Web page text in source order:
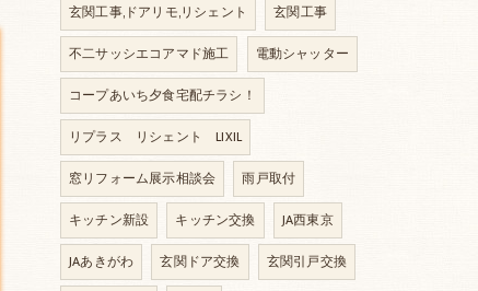
玄関工事,ドアリモ,リシェント
玄関工事
不二サッシエコアマド施工
電動シャッター
コープあいち夕食宅配チラシ！
リプラス リシェント LIXIL
窓リフォーム展示相談会
雨戸取付
キッチン新設
キッチン交換
JA西東京
JAあきがわ
玄関ドア交換
玄関引戸交換